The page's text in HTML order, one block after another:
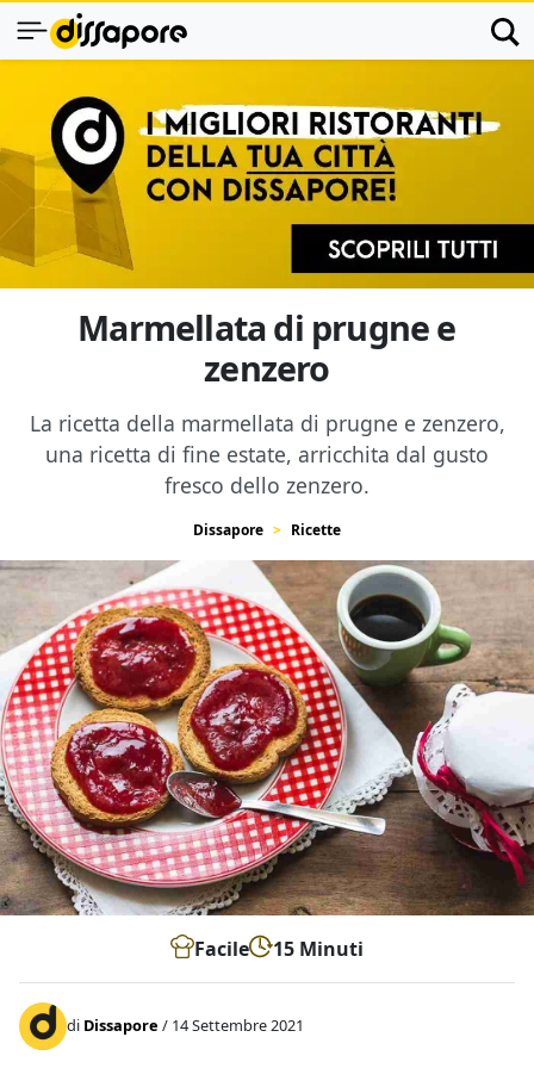
Marmellata di prugne e
zenzero
La ricetta della marmellata di prugne e zenzero,
una ricetta di fine estate, arricchita dal gusto
fresco dello zenzero.
Dissapore Ricette
Facile 15 Minuti
di Dissapore / 14 Settembre 2021